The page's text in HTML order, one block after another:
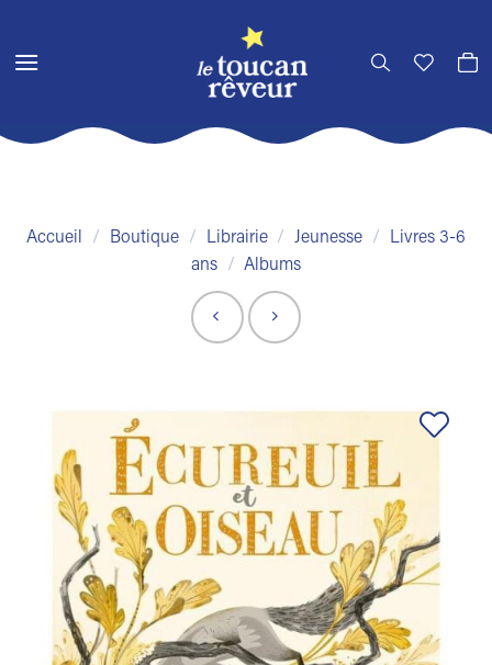
contenu
Accueil / Boutique / Librairie / Jeunesse /
Livres 3-6
ans
/ Albums
à la liste
souhaits